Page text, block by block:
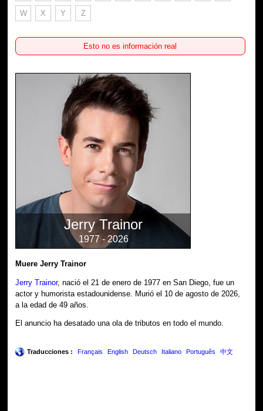
W X Y Z
Esto no es información real
Jerry Trainor
1977 - 2026
Muere Jerry Trainor
Jerry Trainor, nació el 21 de enero de 1977 en San Diego, fue un
actor y humorista estadounidense. Murió el 10 de agosto de 2026,
a la edad de 49 años.
El anuncio ha desatado una ola de tributos en todo el mundo.
Traducciones : Français English Deutsch Italiano Português 中文